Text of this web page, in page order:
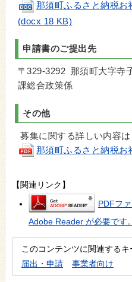
那須町ふるさと納税お
(docx 18 KB)
申請書のご提出先
〒329-3292 那須町大字寺
課総合政策係
その他
募集に関する詳しい内容
那須町ふるさと納税お
【関連リンク】
PDFフ
Adobe Reader が必要です。
このコンテンツに関連するキ
届出・申請
事業者向け